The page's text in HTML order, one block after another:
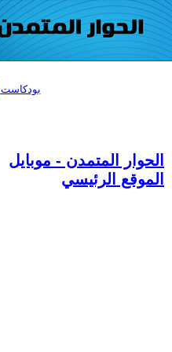
بودكاست
الحوار المتمدن - موبايل
الموقع الرئيسي